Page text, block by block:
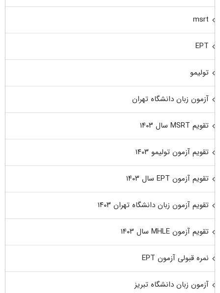
msrt
EPT
تولیمو
آزمون زبان دانشگاه تهران
تقویم MSRT سال ۱۴۰۳
تقویم آزمون تولیمو ۱۴۰۳
تقویم آزمون EPT سال ۱۴۰۳
تقویم آزمون زبان دانشگاه تهران ۱۴۰۳
تقویم آزمون MHLE سال ۱۴۰۳
نمره قبولی آزمون EPT
آزمون زبان دانشگاه تبریز